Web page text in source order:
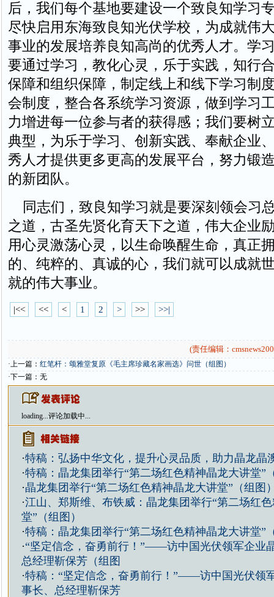
后，我们每个基地要建设一个致良知学习
尽快启用东海致良知光伏学校，为成就伟
事业的发展培养良知高尚的优秀人才。学
要通过学习，教化心灵，乐于实践，知行
保障和组织保障，制定线上和线下学习制
会制度，整合各系统学习资源，做到学习
力增进每一位参与者的获得感；我们要树
典型，为乐于学习、创新实践、奉献企业
秀人才提供更多更高的发展平台，努力锻
的新团队。
同志们，致良知学习就是要深刻领会习
之道，古圣先贤化育天下之道，伟大企业
用心灵激荡心灵，以生命唤醒生命，真正
的、纯粹的、真诚的心，我们就可以成就
就的伟大事业。
|<< << < 1 2 > >> >>|
(责任编辑：
·上一篇： 红笔杆：颂雅堂复原《毛主席珍藏名家画选》问世（组图）
·下一篇：无
loading...评论加载中...
·特稿：弘扬中华文化，提升心灵品质，助力晶龙晶
·特稿：晶龙集团举行“第二场红色精神晶龙大讲堂”
·晶龙集团举行“第二场红色精神晶龙大讲堂”（组图
·江山、郑斯维、布铁威：晶龙集团举行“第二场红
堂”（组图）
·特稿：晶龙集团举行“第二场红色精神晶龙大讲堂”
·“坚定信念，奋勇前行！”——访中国光伏领军企业
总经理靳保芳（组图
·特稿：“坚定信念，奋勇前行！”——访中国光伏领
事长、总经理靳保芳